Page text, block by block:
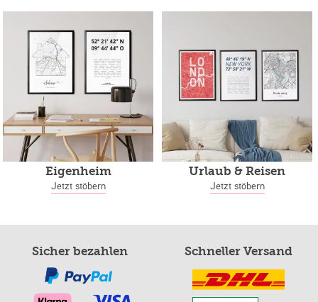
Eigenheim
Jetzt stöbern
Urlaub & Reisen
Jetzt stöbern
Sicher bezahlen Schneller Versand